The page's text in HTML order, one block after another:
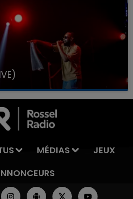
MÉDIAS
JEUX